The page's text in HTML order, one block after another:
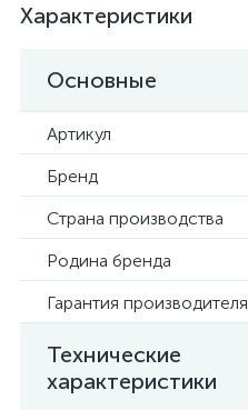
Характеристики
Основные
Артикул
Бренд
Страна производства
Родина бренда
Гарантия производителя
Технические
характеристики